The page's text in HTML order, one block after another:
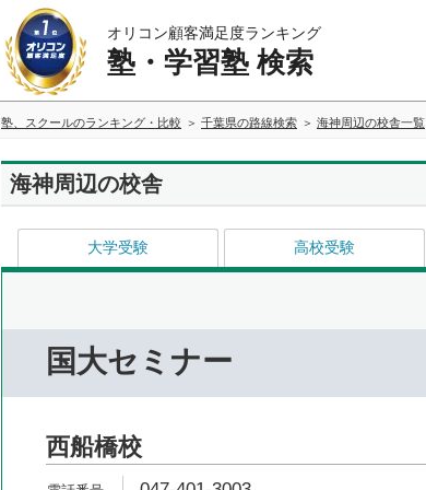
オリコン顧客満足度ランキング
塾・学習塾 検索
塾、スクールのランキング・比較 千葉県の路線検索 海神周辺の校舎一覧
海神周辺の校舎
大学受験 高校受験
国大セミナー
西船橋校